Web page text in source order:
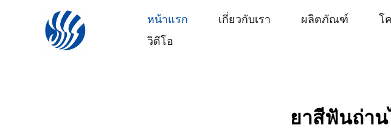
หน้าแรก เกี่ยวกับเรา ผลิตภัณฑ์ โ
วิดีโอ
ยาสีฟันถ่า